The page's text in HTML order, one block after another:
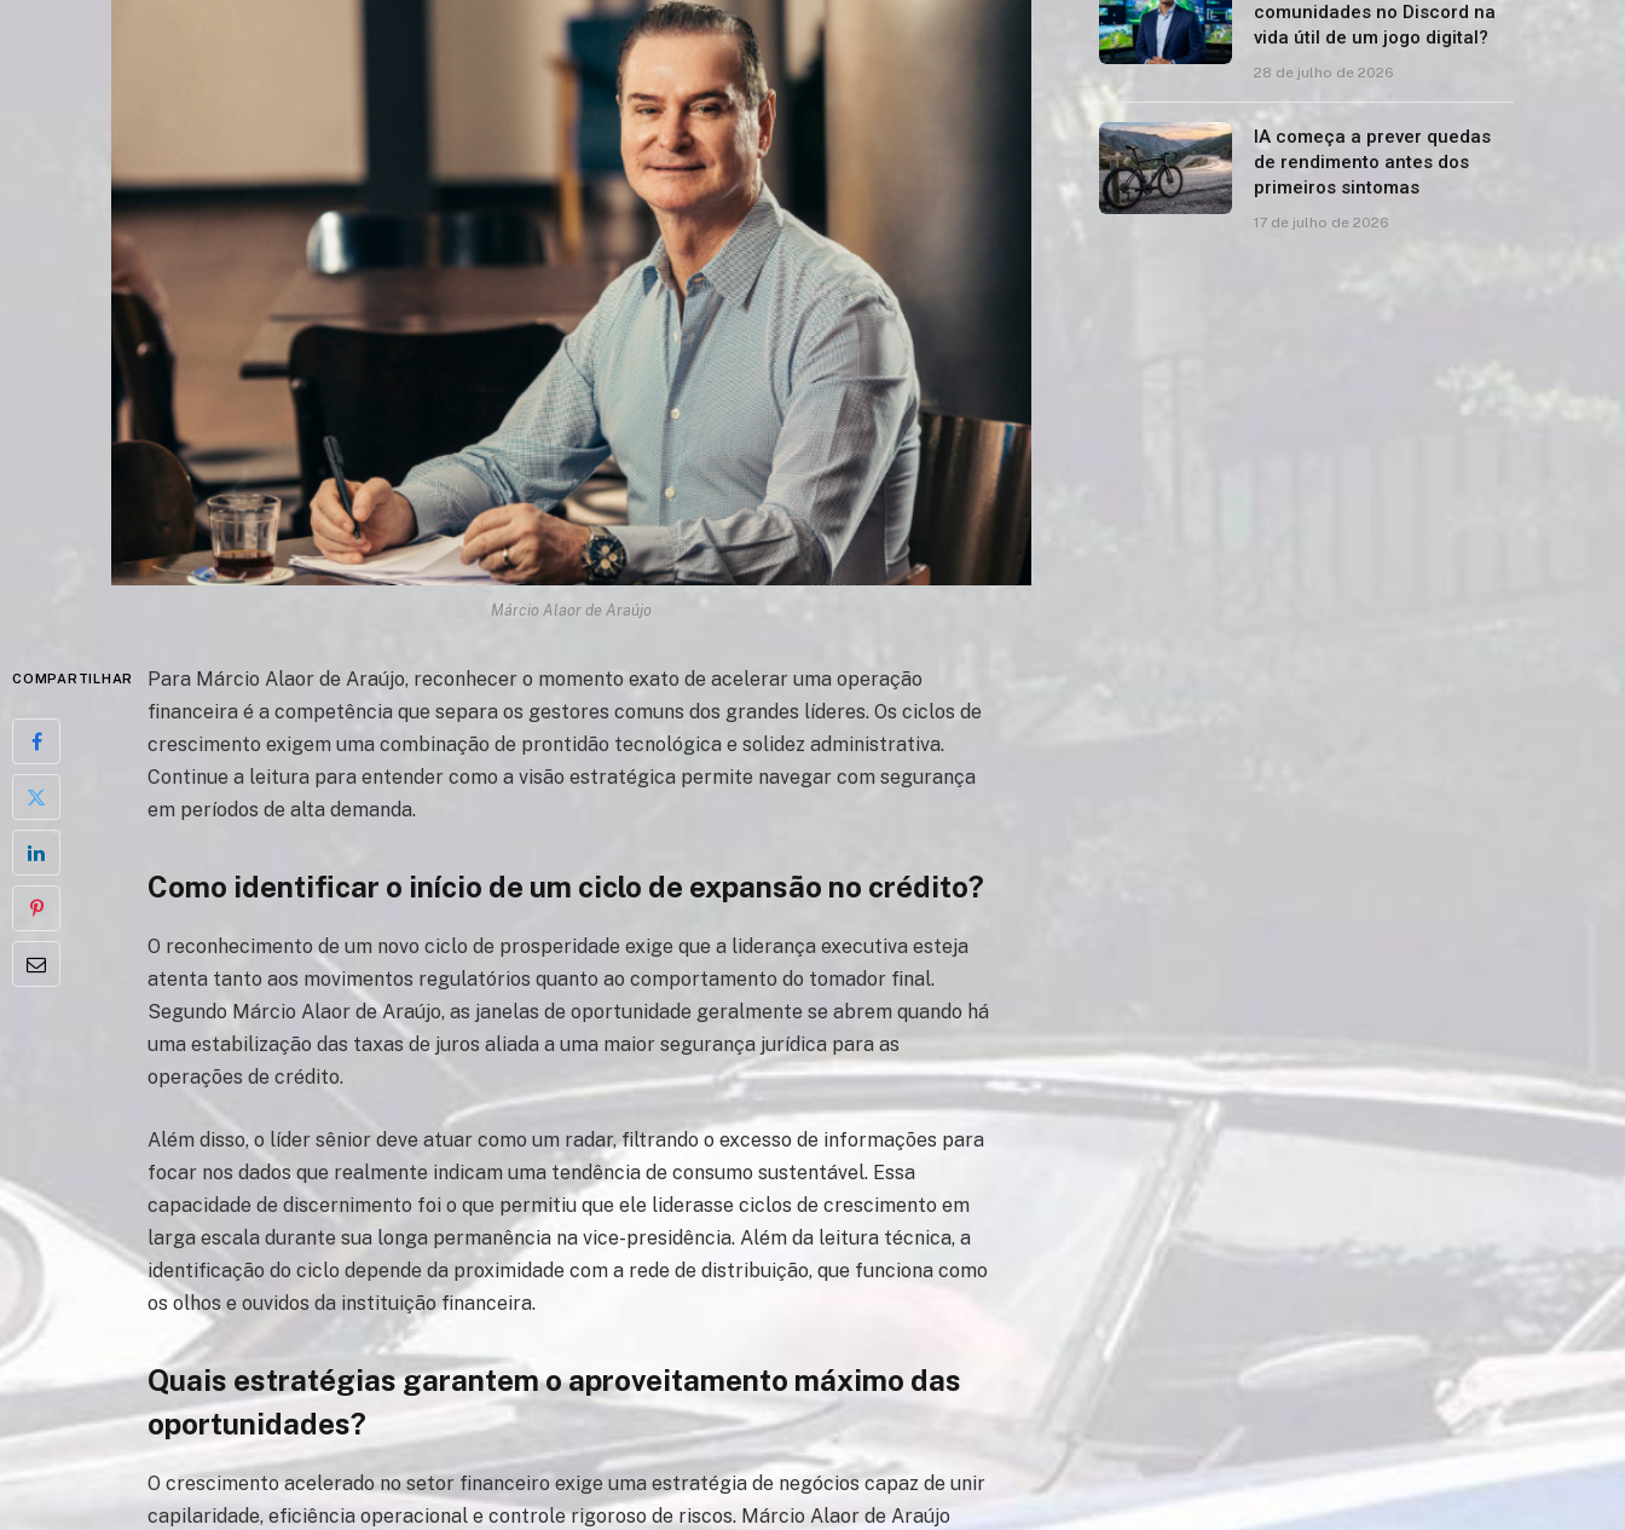
Márcio Alaor de Araújo
COMPARTILHAR
Para Márcio Alaor de Araújo, reconhecer o momento exato de acelerar uma operação
financeira é a competência que separa os gestores comuns dos grandes líderes. Os ciclos de
crescimento exigem uma combinação de prontidão tecnológica e solidez administrativa.
Continue a leitura para entender como a visão estratégica permite navegar com segurança
em períodos de alta demanda.
Como identificar o início de um ciclo de expansão no crédito?
O reconhecimento de um novo ciclo de prosperidade exige que a liderança executiva esteja
atenta tanto aos movimentos regulatórios quanto ao comportamento do tomador final.
Segundo Márcio Alaor de Araújo, as janelas de oportunidade geralmente se abrem quando há
uma estabilização das taxas de juros aliada a uma maior segurança jurídica para as
operações de crédito.
Além disso, o líder sênior deve atuar como um radar, filtrando o excesso de informações para
focar nos dados que realmente indicam uma tendência de consumo sustentável. Essa
capacidade de discernimento foi o que permitiu que ele liderasse ciclos de crescimento em
larga escala durante sua longa permanência na vice-presidência. Além da leitura técnica, a
identificação do ciclo depende da proximidade com a rede de distribuição, que funciona como
os olhos e ouvidos da instituição financeira.
Quais estratégias garantem o aproveitamento máximo das
oportunidades?
O crescimento acelerado no setor financeiro exige uma estratégia de negócios capaz de unir
capilaridade, eficiência operacional e controle rigoroso de riscos. Márcio Alaor de Araújo
comunidades no Discord na
vida útil de um jogo digital?
28 de julho de 2026
IA começa a prever quedas
de rendimento antes dos
primeiros sintomas
17 de julho de 2026